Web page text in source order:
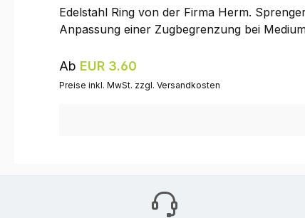
Edelstahl Ring von der Firma Herm.
Anpassung einer Zugbegrenzung bei
Regulärer Preis:
Ab EUR 3.60
Preise inkl. MwSt. zzgl. Versandkosten